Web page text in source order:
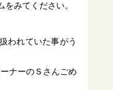
みてください。
われていた事がう
ナーのＳさんごめ